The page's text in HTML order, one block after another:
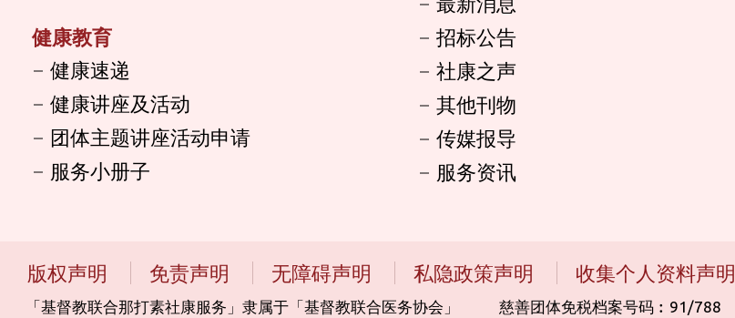
健康教育
健康速递
健康讲座及活动
团体主题讲座活动申请
服务小册子
招标公告
社康之声
其他刊物
传媒报导
服务资讯
版权声明 免责声明 无障碍声明 私隐政策声明 收集个人资料声明
「基督教联合那打素社康服务」隶属于「基督教联合医务协会」 ‎ ‎ ‎ ‎ ‎ ‎ ‎ ‎ ‎ 慈善团体免税档案号码︰91/788